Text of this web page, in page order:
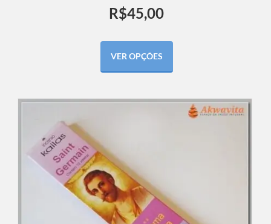
R$45,00
VER OPÇÕES